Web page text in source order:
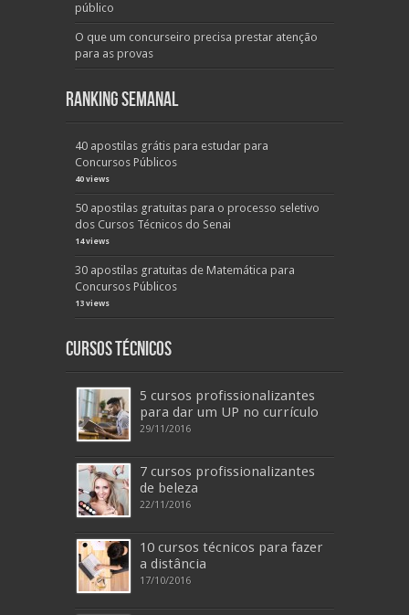
público
O que um concurseiro precisa prestar atenção
para as provas
Ranking Semanal
40 apostilas grátis para estudar para
Concursos Públicos
40 views
50 apostilas gratuitas para o processo seletivo
dos Cursos Técnicos do Senai
14 views
30 apostilas gratuitas de Matemática para
Concursos Públicos
13 views
Cursos Técnicos
5 cursos profissionalizantes
para dar um UP no currículo
29/11/2016
7 cursos profissionalizantes
de beleza
22/11/2016
10 cursos técnicos para fazer
a distância
17/10/2016